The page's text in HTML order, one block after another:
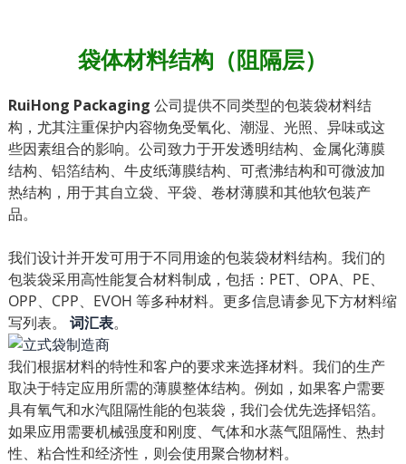
袋体材料结构（阻隔层）
RuiHong Packaging 公司提供不同类型的包装袋材料结
构，尤其注重保护内容物免受氧化、潮湿、光照、异味或这
些因素组合的影响。公司致力于开发透明结构、金属化薄膜
结构、铝箔结构、牛皮纸薄膜结构、可煮沸结构和可微波加
热结构，用于其自立袋、平袋、卷材薄膜和其他软包装产
品。
我们设计并开发可用于不同用途的包装袋材料结构。我们的
包装袋采用高性能复合材料制成，包括：PET、OPA、PE、
OPP、CPP、EVOH 等多种材料。更多信息请参见下方材料缩
写列表。 词汇表。
我们根据材料的特性和客户的要求来选择材料。我们的生产
取决于特定应用所需的薄膜整体结构。例如，如果客户需要
具有氧气和水汽阻隔性能的包装袋，我们会优先选择铝箔。
如果应用需要机械强度和刚度、气体和水蒸气阻隔性、热封
性、粘合性和经济性，则会使用聚合物材料。